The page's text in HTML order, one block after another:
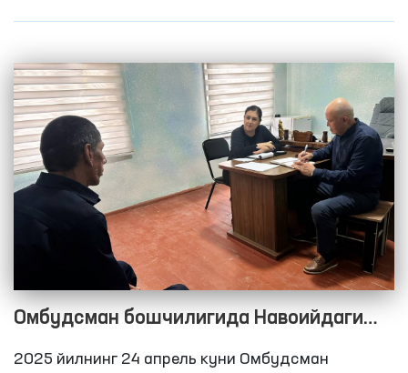
вакиллари ҳам иштирок этишди.
Омбудсман бошчилигида Навоийдаги
қатор ҳаракатланиш эркинлиги
2025 йилнинг 24 апрель куни Омбудсман